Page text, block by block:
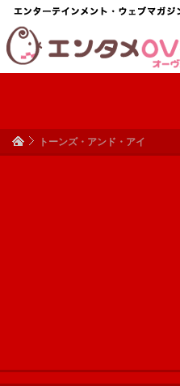
トーンズ・アンド・アイ